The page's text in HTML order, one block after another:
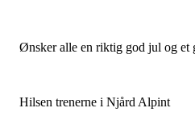
Ønsker alle en riktig god jul og et
Hilsen trenerne i Njård Alpint